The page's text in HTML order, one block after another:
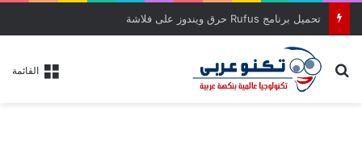
تحميل برنامج Rufus حرق ويندوز على فلاشة
القائمة بحث عن